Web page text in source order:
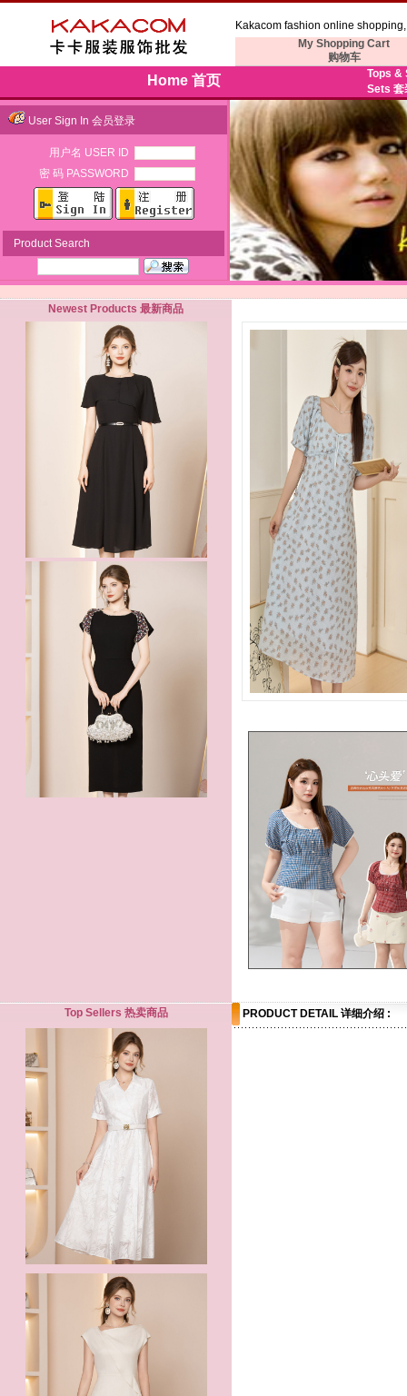
Kakacom fashion online
My Shopping Cart
购物车
Home 首页
Tops &
Sets 套
User Sign In 会员登录
用户名 USER ID
密 码 PASSWORD
Product Search
Newest Products 最新商品
Top Sellers 热卖商品 PRODUCT DETAIL 详细介绍 :